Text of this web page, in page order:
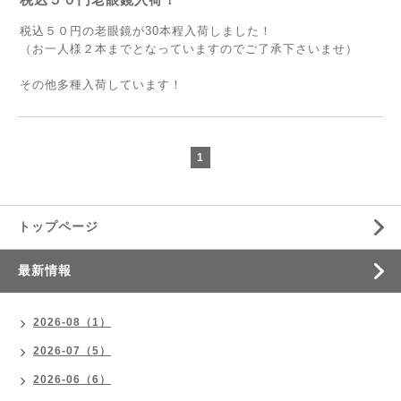
税込５０円の老眼鏡が30本程入荷しました！
（お一人様２本までとなっていますのでご了承下さいませ）
その他多種入荷しています！
1
トップページ
最新情報
2026-08（1）
2026-07（5）
2026-06（6）